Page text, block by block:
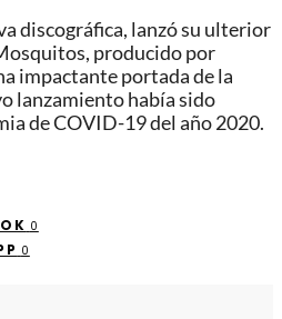
discográfica, lanzó su ulterior
producido por
impactante portada de la
lanzamiento había sido
de COVID-19 del año 2020.
0
0